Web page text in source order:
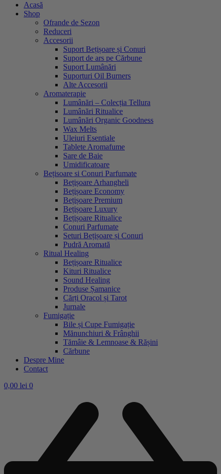
Acasă
Shop
Ofrande de Sezon
Reduceri
Accesorii
Suport Bețișoare și Conuri
Suport de ars pe Cărbune
Suport Lumânări
Suporturi Oil Burners
Alte Accesorii
Aromaterapie
Lumânări – Colecția Tellura
Lumânări Ritualice
Lumânări Organic Goodness
Wax Melts
Uleiuri Esentiale
Tablete Aromafume
Sare de Baie
Umidificatoare
Bețisoare si Conuri Parfumate
Bețișoare Arhangheli
Bețișoare Economy
Bețișoare Premium
Bețișoare Luxury
Bețișoare Ritualice
Conuri Parfumate
Seturi Bețișoare și Conuri
Pudră Aromată
Ritual Healing
Bețișoare Ritualice
Kituri Ritualice
Sound Healing
Produse Șamanice
Cărți Oracol și Tarot
Jurnale
Fumigație
Bile și Cupe Fumigație
Mănunchiuri & Frânghii
Tămâie & Lemnoase & Rășini
Cărbune
Despre Mine
Contact
0,00 lei 0